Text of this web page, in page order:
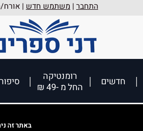
התחבר | משתמש חדש |
חדשים
רומנטיקה
החל מ -49 ₪
באתר זה